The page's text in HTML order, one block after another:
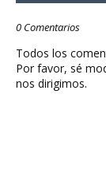
0 Comentarios
Todos los
Por favor, sé
nos dirigimos.